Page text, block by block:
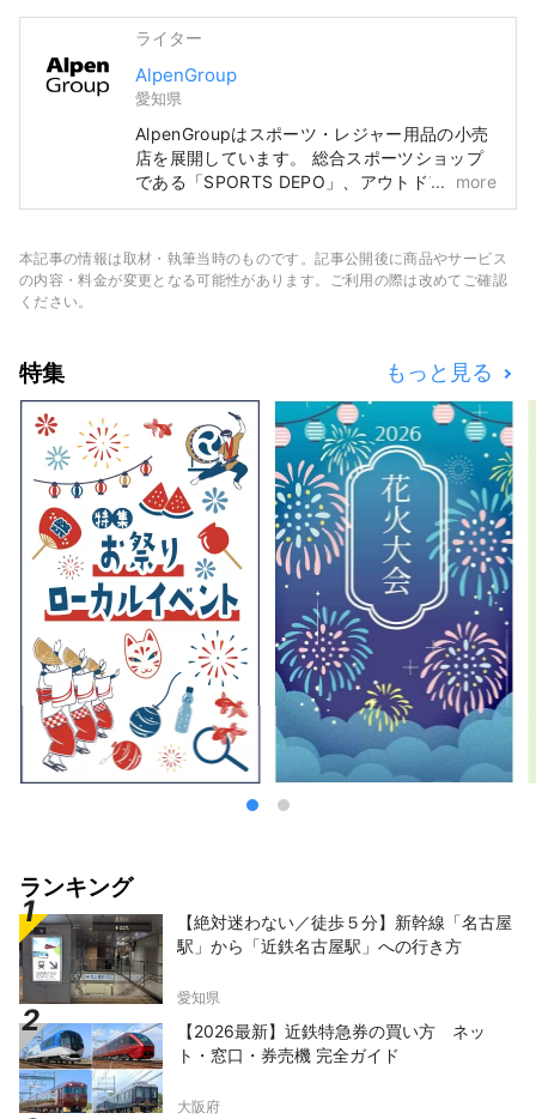
ライター
AlpenGroup
愛知県
AlpenGroupはスポーツ・レジャー用品の小売
店を展開しています。 総合スポーツショップ
である「SPORTS DEPO」、アウトドア専門
店である「Alpen Outdoors」、ゴルフ専門店
ーツブランドのスポーツ用品や、ファッション
性の高いアパレルやシューズを豊富に取りそろ
more
本記事の情報は取材・執筆当時のものです。記事公開後に商品やサービス
の内容・料金が変更となる可能性があります。ご利用の際は改めてご確認
ください。
特集 もっと見る
ランキング
【絶対迷わない／徒歩５分】新幹線「名古屋
駅」から「近鉄名古屋駅」への行き方
愛知県
【2026最新】近鉄特急券の買い方 ネッ
ト・窓口・券売機 完全ガイド
大阪府